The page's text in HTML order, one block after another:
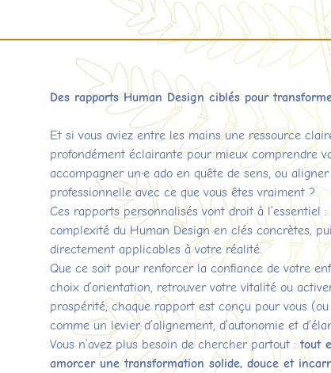
Des rapports Human Design ciblés pour
Et si vous aviez entre les mains une ressource
profondément éclairante pour mieux comprendre
accompagner un·e ado en quête de sens, ou
professionnelle avec ce que vous êtes vraiment ?
Ces rapports personnalisés vont droit à l’essentiel
complexité du Human Design en clés concrètes,
directement applicables à votre réalité.
Que ce soit pour renforcer la confiance de votre
choix d’orientation, retrouver votre vitalité ou
prospérité, chaque rapport est conçu pour vous
comme un levier d’alignement, d’autonomie et
Vous n’avez plus besoin de chercher partout :tout
amorcer une transformation solide, douce et